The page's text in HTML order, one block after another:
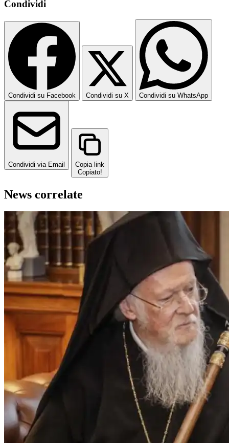
Condividi
Condividi su Facebook Condividi su X Condividi su WhatsApp
Condividi via Email
Copia link
Copiato!
News correlate